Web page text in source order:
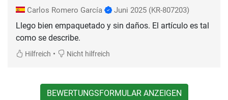
Carlos Romero García Juni 2025 (KR-807203)
Llego bien empaquetado y sin daños. El artículo es tal
como se describe.
Hilfreich • Nicht hilfreich
BEWERTUNGSFORMULAR ANZEIGEN